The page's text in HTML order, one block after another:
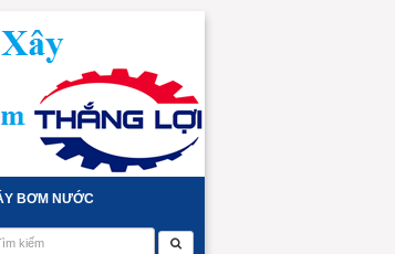
BƠM NƯỚC